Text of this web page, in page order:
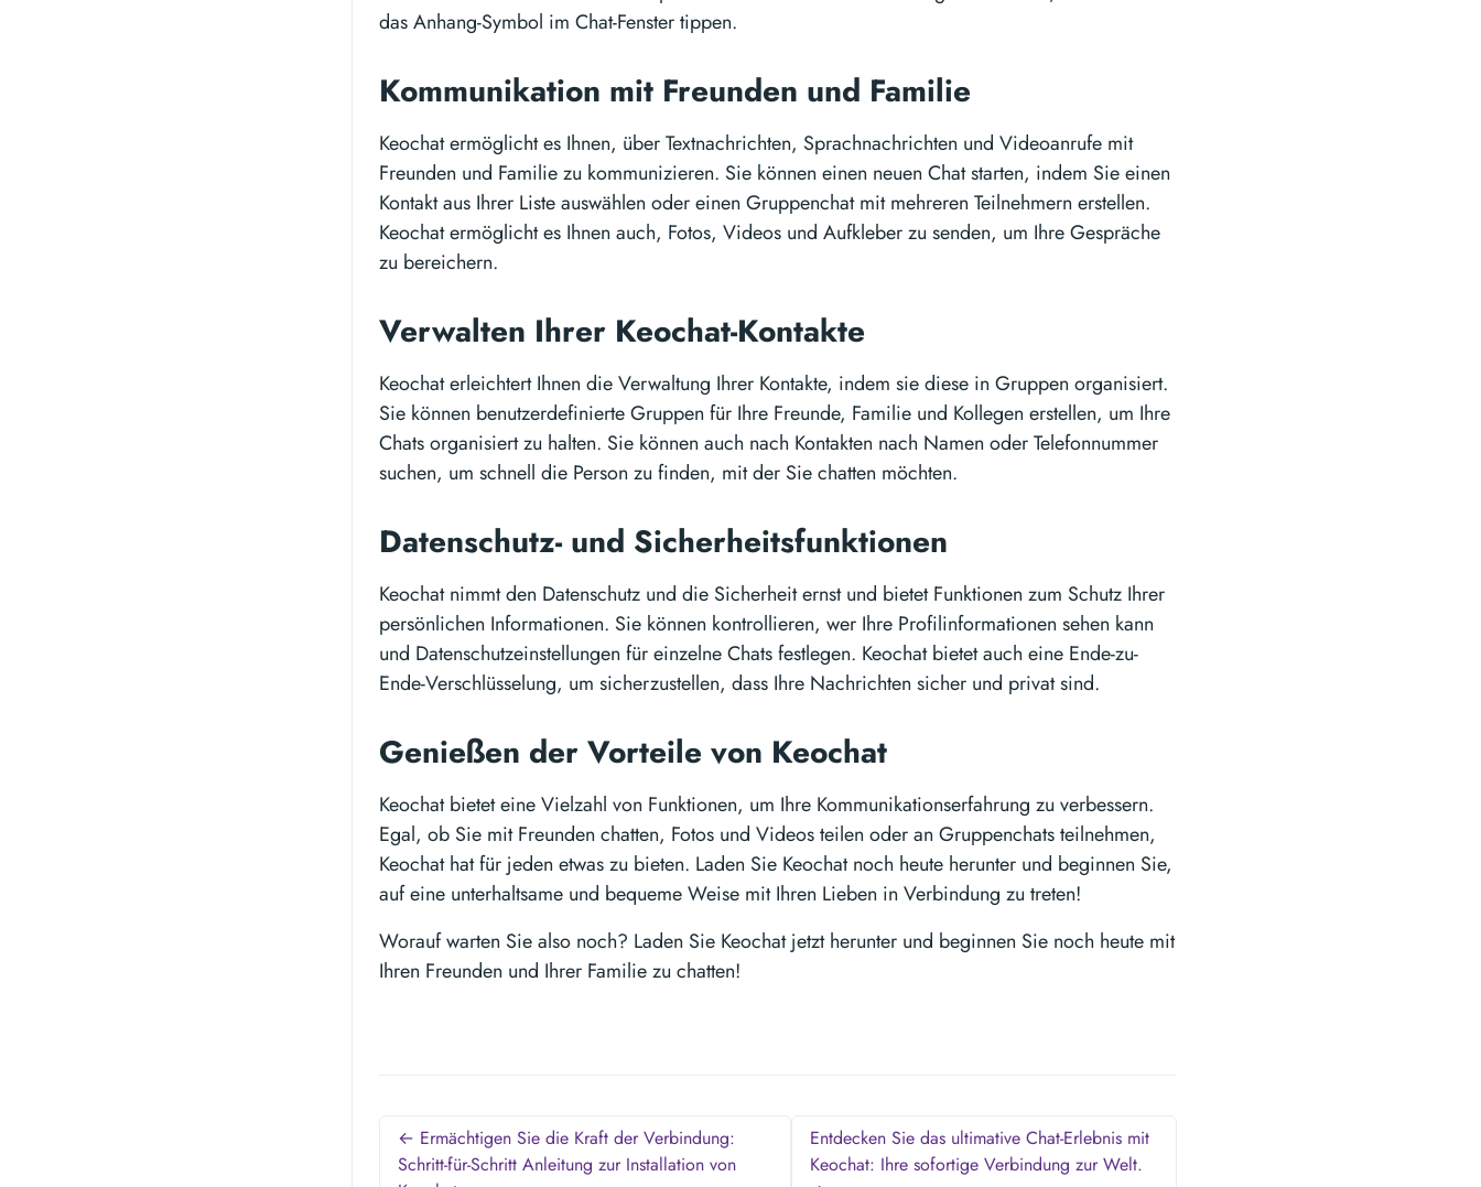
das Anhang-Symbol im Chat-Fenster tippen.
Kommunikation mit Freunden und Familie
Keochat ermöglicht es Ihnen, über Textnachrichten, Sprachnachrichten und Videoanrufe mit
Freunden und Familie zu kommunizieren. Sie können einen neuen Chat starten, indem Sie einen
Kontakt aus Ihrer Liste auswählen oder einen Gruppenchat mit mehreren Teilnehmern erstellen.
Keochat ermöglicht es Ihnen auch, Fotos, Videos und Aufkleber zu senden, um Ihre Gespräche
zu bereichern.
Verwalten Ihrer Keochat-Kontakte
Keochat erleichtert Ihnen die Verwaltung Ihrer Kontakte, indem sie diese in Gruppen organisiert.
Sie können benutzerdefinierte Gruppen für Ihre Freunde, Familie und Kollegen erstellen, um Ihre
Chats organisiert zu halten. Sie können auch nach Kontakten nach Namen oder Telefonnummer
suchen, um schnell die Person zu finden, mit der Sie chatten möchten.
Datenschutz- und Sicherheitsfunktionen
Keochat nimmt den Datenschutz und die Sicherheit ernst und bietet Funktionen zum Schutz Ihrer
persönlichen Informationen. Sie können kontrollieren, wer Ihre Profilinformationen sehen kann
und Datenschutzeinstellungen für einzelne Chats festlegen. Keochat bietet auch eine Ende-zu-
Ende-Verschlüsselung, um sicherzustellen, dass Ihre Nachrichten sicher und privat sind.
Genießen der Vorteile von Keochat
Keochat bietet eine Vielzahl von Funktionen, um Ihre Kommunikationserfahrung zu verbessern.
Egal, ob Sie mit Freunden chatten, Fotos und Videos teilen oder an Gruppenchats teilnehmen,
Keochat hat für jeden etwas zu bieten. Laden Sie Keochat noch heute herunter und beginnen Sie,
auf eine unterhaltsame und bequeme Weise mit Ihren Lieben in Verbindung zu treten!
Worauf warten Sie also noch? Laden Sie Keochat jetzt herunter und beginnen Sie noch heute mit
Ihren Freunden und Ihrer Familie zu chatten!
← Ermächtigen Sie die Kraft der Verbindung:
Schritt-für-Schritt Anleitung zur Installation von
Entdecken Sie das ultimative Chat-Erlebnis mit
Keochat: Ihre sofortige Verbindung zur Welt.